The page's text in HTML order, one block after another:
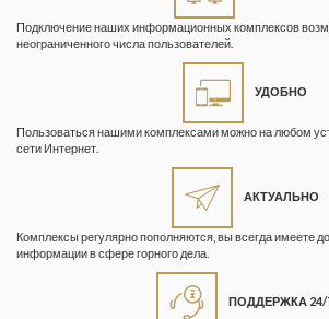
Подключение наших информационных комплексов
неограниченного числа пользователей.
УДОБНО
Пользоваться нашими комплексами можно на любом
сети Интернет.
АКТУАЛЬНО
Комплексы регулярно пополняются, вы всегда имеете
информации в сфере горного дела.
ПОДДЕРЖКА 24/
Геопрофи
Кузбасса.